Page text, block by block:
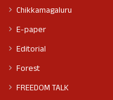
Chikkamagaluru
E-paper
Editorial
Forest
FREEDOM TALK